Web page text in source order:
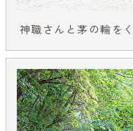
神職さんと茅の輪を